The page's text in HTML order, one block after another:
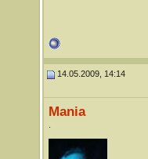
14.05.2009, 14:14
Mania